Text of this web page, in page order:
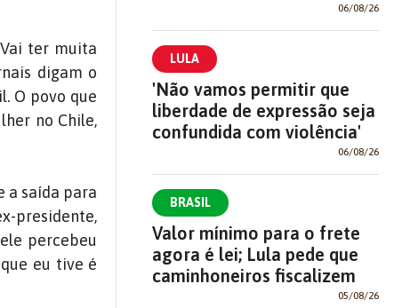
ter muita
digam o
O povo que
no Chile,
a saída para
presidente,
percebeu
eu tive é
06/08/26
LULA
'Não vamos permitir que
liberdade de expressão seja
confundida com violência'
06/08/26
BRASIL
Valor mínimo para o frete
agora é lei; Lula pede que
caminhoneiros fiscalizem
05/08/26